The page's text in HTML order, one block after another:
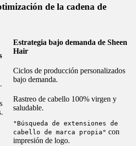
de la cadena de
Estrategia bajo demanda de Sheen
Hair
Ciclos de producción personalizados
bajo demanda.
Rastreo de cabello 100% virgen y
saludable.
"Búsqueda de extensiones de
cabello de marca propia" con
impresión de logo.